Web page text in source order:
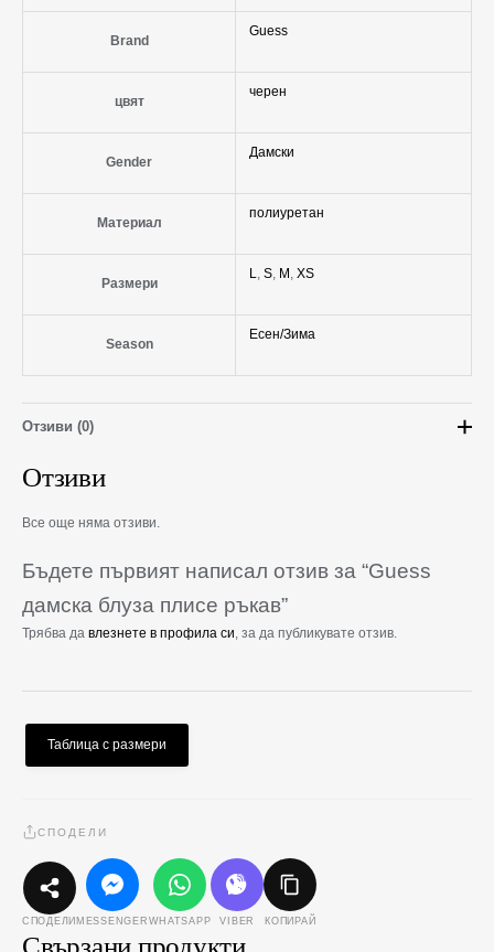
Brand
Guess
цвят
черен
Gender
Дамски
Материал
полиуретан
Размери
L, S, M , XS
Season
Есен/Зима
Отзиви (0)
Отзиви
Все още няма отзиви.
Бъдете първият написал отзив за “Guess
дамска блуза плисе ръкав”
Трябва да влезнете в профила си , за да публикувате отзив.
Таблица с размери
СПОДЕЛИ
СПОДЕЛИ MESSENGER WHATSAPP VIBER КОПИРАЙ
Свързани продукти